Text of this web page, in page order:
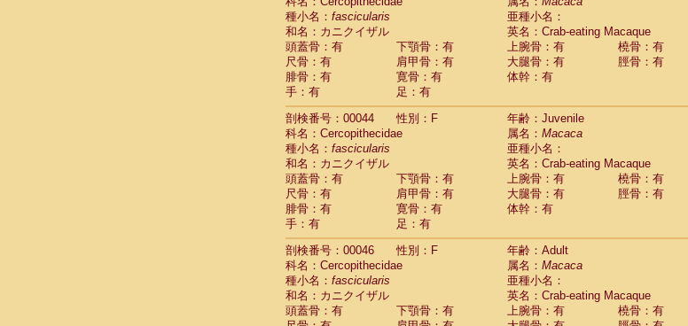
Cercopithecidae hybrid(1)
Cercopithecidae (0)
CercopithecidaeAllenopithecus nigroviridis
CercopithecidaeCercopithecus ascanius
CercopithecidaeCercopithecus ascanius schmidti
CercopithecidaeCercopithecus cephus
CercopithecidaeCercopithecus diana
CercopithecidaeCercopithecus hamlyni
Cercopithecidae Cercopithecus lhoesti
Cercopithecidae Cercopithecus mitis(1)
CercopithecidaeCercopithecus mitis doggetti
CercopithecidaeCercopithecus mitis albogularis(0)
CercopithecidaeCercopithecus mona
CercopithecidaeCercopithecus neglectus
CercopithecidaeCercopithecus nigroviridis(0)
CercopithecidaeCercopithecus petaurista buettikoferi
Cercopithecidae Cercopithecusspp.(0)
Cercopithecidae Chlorocebus aethiops
CercopithecidaeChlorocebus pygerythrus cynosuros (0)
CercopithecidaeErythrocebus patas (30)
種小名： fascicularis
亜種小名：
和名：カニクイザル
英名：Crab-eating Macaque
頭蓋骨：有
下顎骨：有 上腕骨：有
橈骨：有
尺骨：有
肩甲骨：有 大腿骨：有
脛骨：有
腓骨：有
寛骨：有
体幹：有
手：有
足：有
剖検番号：00044
性別：F
年齢：Juvenile
科名：Cercopithecidae
属名： Macaca
種小名： fascicularis
亜種小名：
和名：カニクイザル
英名：Crab-eating Macaque
頭蓋骨：有
下顎骨：有 上腕骨：有
橈骨：有
尺骨：有
肩甲骨：有 大腿骨：有
脛骨：有
腓骨：有
寛骨：有
体幹：有
手：有
足：有
剖検番号：00046
性別：F
年齢：Adult
科名：Cercopithecidae
属名： Macaca
種小名： fascicularis
亜種小名：
和名：カニクイザル
英名：Crab-eating Macaque
頭蓋骨：有
下顎骨：有 上腕骨：有
橈骨：有